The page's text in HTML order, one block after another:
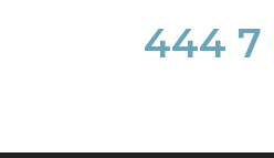
444 7